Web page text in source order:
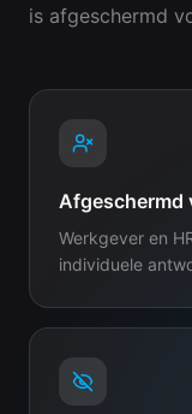
is afgeschermd
Afgeschermd
Werkgever en
individuele